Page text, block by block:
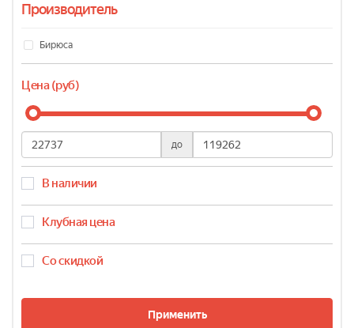
Производитель
Бирюса
Цена (руб)
до
В наличии
Клубная цена
Со скидкой
Применить